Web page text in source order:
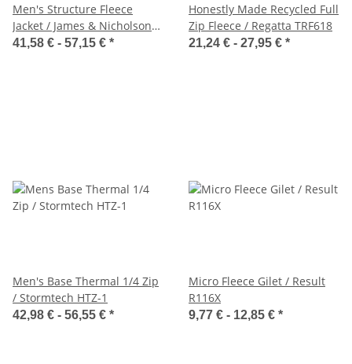
Men's Structure Fleece
Jacket / James & Nicholson
JN1818
41,58 € - 57,15 € *
Honestly Made Recycled Full
Zip Fleece / Regatta TRF618
21,24 € - 27,95 € *
Men's Base Thermal 1/4 Zip
/ Stormtech HTZ-1
42,98 € - 56,55 € *
Micro Fleece Gilet / Result
R116X
9,77 € - 12,85 € *